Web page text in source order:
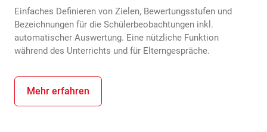
Einfaches Definieren von Zielen, Bewertungsstufen und
Bezeichnungen für die Schülerbeobachtungen inkl.
automatischer Auswertung. Eine nützliche Funktion
während des Unterrichts und für Elterngespräche.
Mehr erfahren